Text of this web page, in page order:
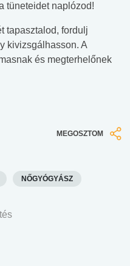
tüneteidet naplózod!
tapasztalod, fordulj
kivizsgálhasson. A
és megterhelőnek
MEGOSZTOM
NŐGYÓGYÁSZ